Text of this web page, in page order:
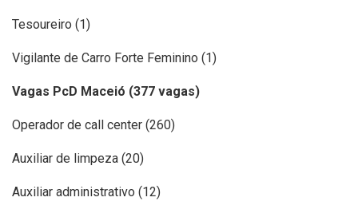
Tesoureiro (1)
Vigilante de Carro Forte Feminino (1)
Vagas PcD Maceió (377 vagas)
Operador de call center (260)
Auxiliar de limpeza (20)
Auxiliar administrativo (12)